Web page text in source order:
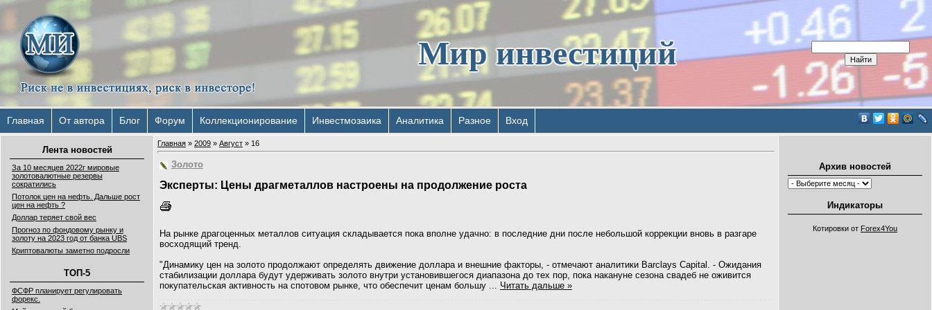
Мир инвестиций
Главная От автора Блог Форум Коллекционирование Инвестмозаика Аналитика Разное Вход
Лента новостей
За 10 месяцев 2022г мировые
золотовалютные резервы
сократились
Потолок цен на нефть. Дальше рост
цен на нефть ?
Доллар теряет свой вес
Прогноз по фондовому рынку и
золоту на 2023 год от банка UBS
Криптовалюты заметно подросли
ТОП-5
ФСФР планирует регулировать
форекс.
Главная » 2009 » Август » 16
Золото
Эксперты: Цены драгметаллов настроены на продолжение роста
На рынке драгоценных металлов ситуация складывается пока вполне удачно: в последние дни после небольшой коррекции вновь в разгаре
восходящий тренд.
"Динамику цен на золото продолжают определять движение доллара и внешние факторы, - отмечают аналитики Barclays Capital. - Ожидания
стабилизации доллара будут удерживать золото внутри установившегося диапазона до тех пор, пока накануне сезона свадеб не оживится
покупательская активность на спотовом рынке, что обеспечит ценам большу ... Читать дальше »
Архив новостей
Индикаторы
Котировки от Forex4You